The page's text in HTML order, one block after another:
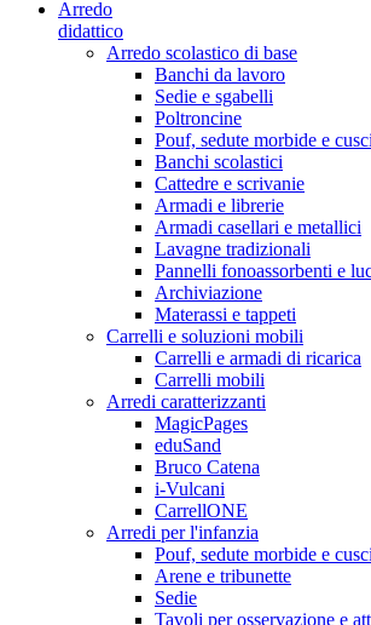
Arredo
didattico
Arredo scolastico di base
Banchi da lavoro
Sedie e sgabelli
Poltroncine
Pouf, sedute morbide e
Banchi scolastici
Cattedre e scrivanie
Armadi e librerie
Armadi casellari e metallici
Lavagne tradizionali
Pannelli fonoassorbenti e
Archiviazione
Materassi e tappeti
Carrelli e soluzioni mobili
Carrelli e armadi di ricarica
Carrelli mobili
Arredi caratterizzanti
MagicPages
eduSand
Bruco Catena
i-Vulcani
CarrellONE
Arredi per l'infanzia
Pouf, sedute morbide e
Arene e tribunette
Sedie
Tavoli per osservazione e